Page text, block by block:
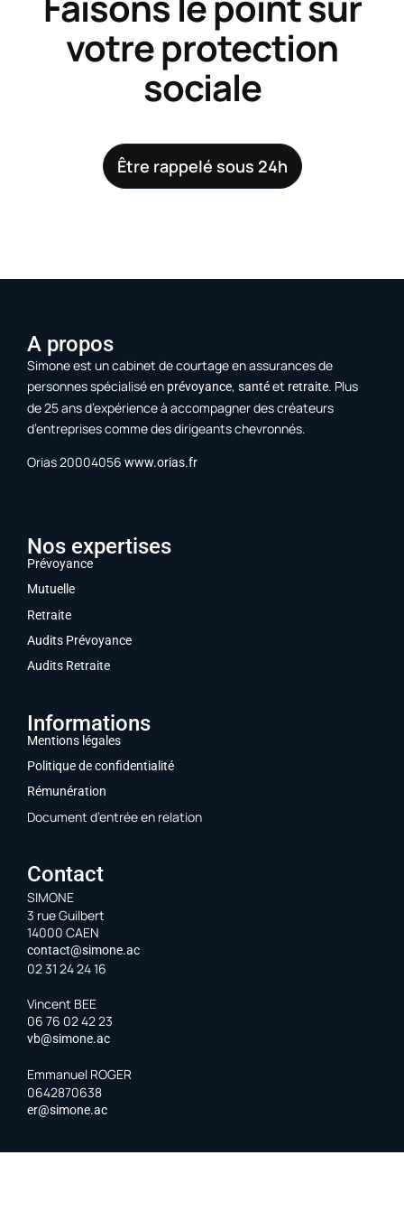
votre protection
sociale
Être rappelé sous 24h
A propos
Simone est un cabinet de courtage en assurances de
personnes spécialisé en prévoyance, santéet retraite. Plus
de 25 ans d’expérience à accompagner des créateurs
d’entreprises comme des dirigeants chevronnés.
Orias 20004056 www.orias.fr
Nos expertises
Prévoyance
Mutuelle
Retraite
Audits Prévoyance
Audits Retraite
Informations
Mentions légales
Politique de confidentialité
Rémunération
Document d’entrée en relation
Contact
SIMONE
3 rue Guilbert
14000 CAEN
contact@simone.ac
02 31 24 24 16
Vincent BEE
06 76 02 42 23
vb@simone.ac
Emmanuel ROGER
0642870638
er@simone.ac